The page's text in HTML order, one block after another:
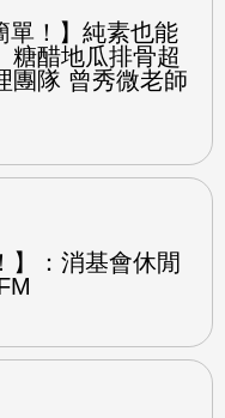
單！】純素也能
醋地瓜排骨超
團隊 曾秀微老師
】：消基會休閒